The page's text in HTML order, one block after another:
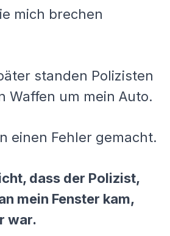
mich brechen
standen Polizisten
Waffen um mein Auto.
einen Fehler gemacht.
dass der Polizist,
mein Fenster kam,
war.